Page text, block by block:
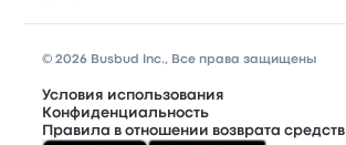
© 2026 Busbud Inc., Все права защищены
Условия использования
Конфиденциальность
Правила в отношении возврата средств